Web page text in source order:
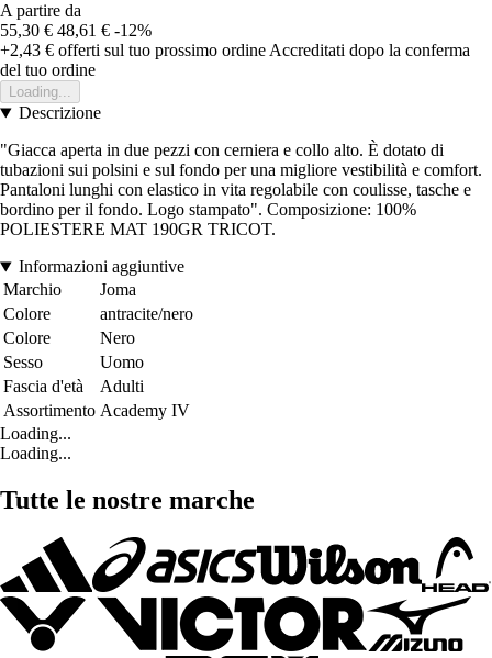
A partire da
55,30 € 48,61 € -12%
+2,43 € offerti sul tuo prossimo ordine Accreditati dopo la conferma
del tuo ordine
Loading...
Descrizione
"Giacca aperta in due pezzi con cerniera e collo alto. È dotato di
tubazioni sui polsini e sul fondo per una migliore vestibilità e comfort.
Pantaloni lunghi con elastico in vita regolabile con coulisse, tasche e
bordino per il fondo. Logo stampato". Composizione: 100%
POLIESTERE MAT 190GR TRICOT.
Informazioni aggiuntive
Marchio
Joma
Colore
antracite/nero
Colore
Nero
Sesso
Uomo
Fascia d'età
Adulti
Assortimento Academy IV
Loading...
Loading...
Tutte le nostre marche